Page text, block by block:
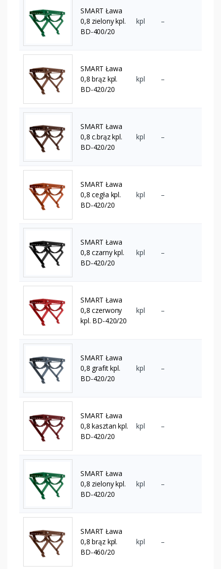
SMART Ława
0,8 zielony kpl.
BD-400/20
kpl –
SMART Ława
0,8 brąz kpl.
BD-420/20
kpl –
SMART Ława
0,8 c.brąz kpl.
BD-420/20
kpl –
SMART Ława
0,8 cegła kpl.
BD-420/20
kpl –
SMART Ława
0,8 czarny kpl.
BD-420/20
kpl –
SMART Ława
0,8 czerwony
kpl. BD-420/20
kpl –
SMART Ława
0,8 grafit kpl.
BD-420/20
kpl –
SMART Ława
0,8 kasztan kpl.
BD-420/20
kpl –
SMART Ława
0,8 zielony kpl.
BD-420/20
kpl –
SMART Ława
0,8 brąz kpl.
BD-460/20
kpl –